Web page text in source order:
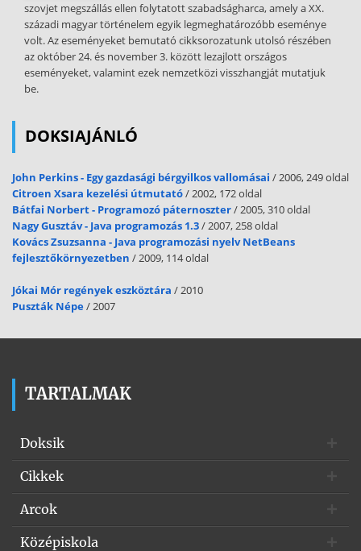
szovjet megszállás ellen folytatott szabadságharca, amely a XX.
századi magyar történelem egyik legmeghatározóbb eseménye
volt. Az eseményeket bemutató cikksorozatunk utolsó részében
az október 24. és november 3. között lezajlott országos
eseményeket, valamint ezek nemzetközi visszhangját mutatjuk
be.
DOKSIAJÁNLÓ
John Perkins - Egy gazdasági bérgyilkos vallomásai / 2006, 249 oldal
Citroen Xsara kezelési útmutató/ 2002, 172 oldal
Bátfai Norbert - Programozó páternoszter/ 2005, 310 oldal
Nagy Gusztáv - Java programozás 1.3/ 2007, 258 oldal
Kovács Zsuzsanna - Java programozási nyelv NetBeans
fejlesztőkörnyezetben / 2009, 114 oldal
Jókai Mór regények eszköztára / 2010
Puszták Népe/ 2007
TARTALMAK
Doksik
Cikkek
Arcok
Középiskola